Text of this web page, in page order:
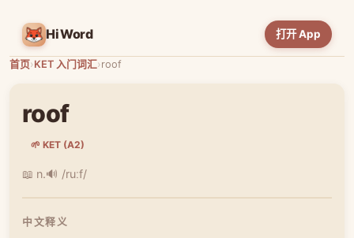
HiWord 打开 App
首页›KET 入门词汇›roof
roof
🌱 KET (A2)
📖 n.🔊 /ruːf/
中文释义